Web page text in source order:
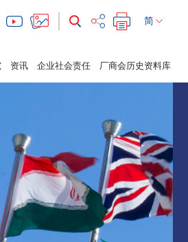
简
资讯 企业社会责任 厂商会历史资料库